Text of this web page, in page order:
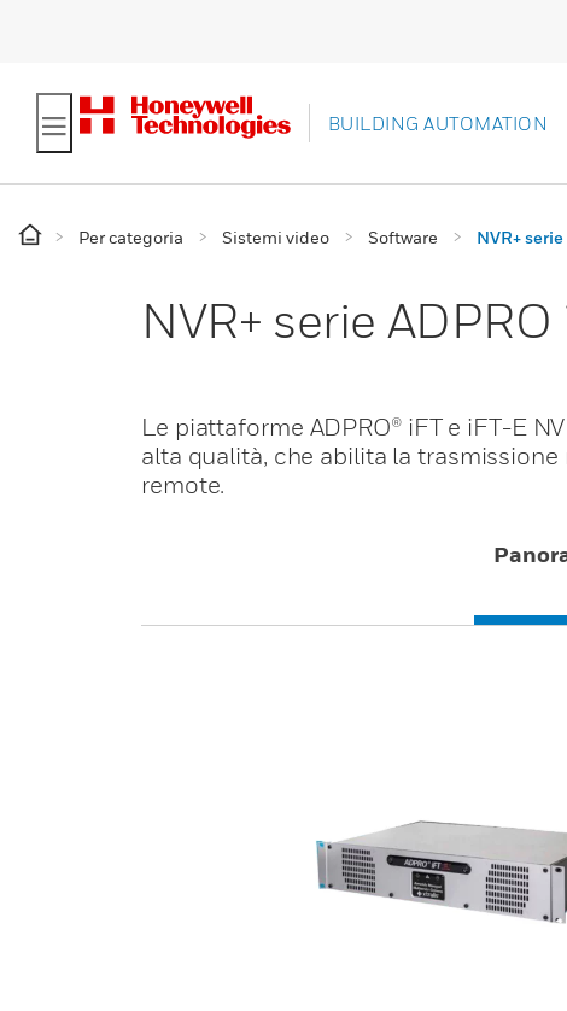
BUILDING AUTOMATION
Per categoria Sistemi video Software NVR+
NVR+ serie ADPRO
Le piattaforme ADPRO® iFT e iFT-E
alta qualità, che abilita la
remote.